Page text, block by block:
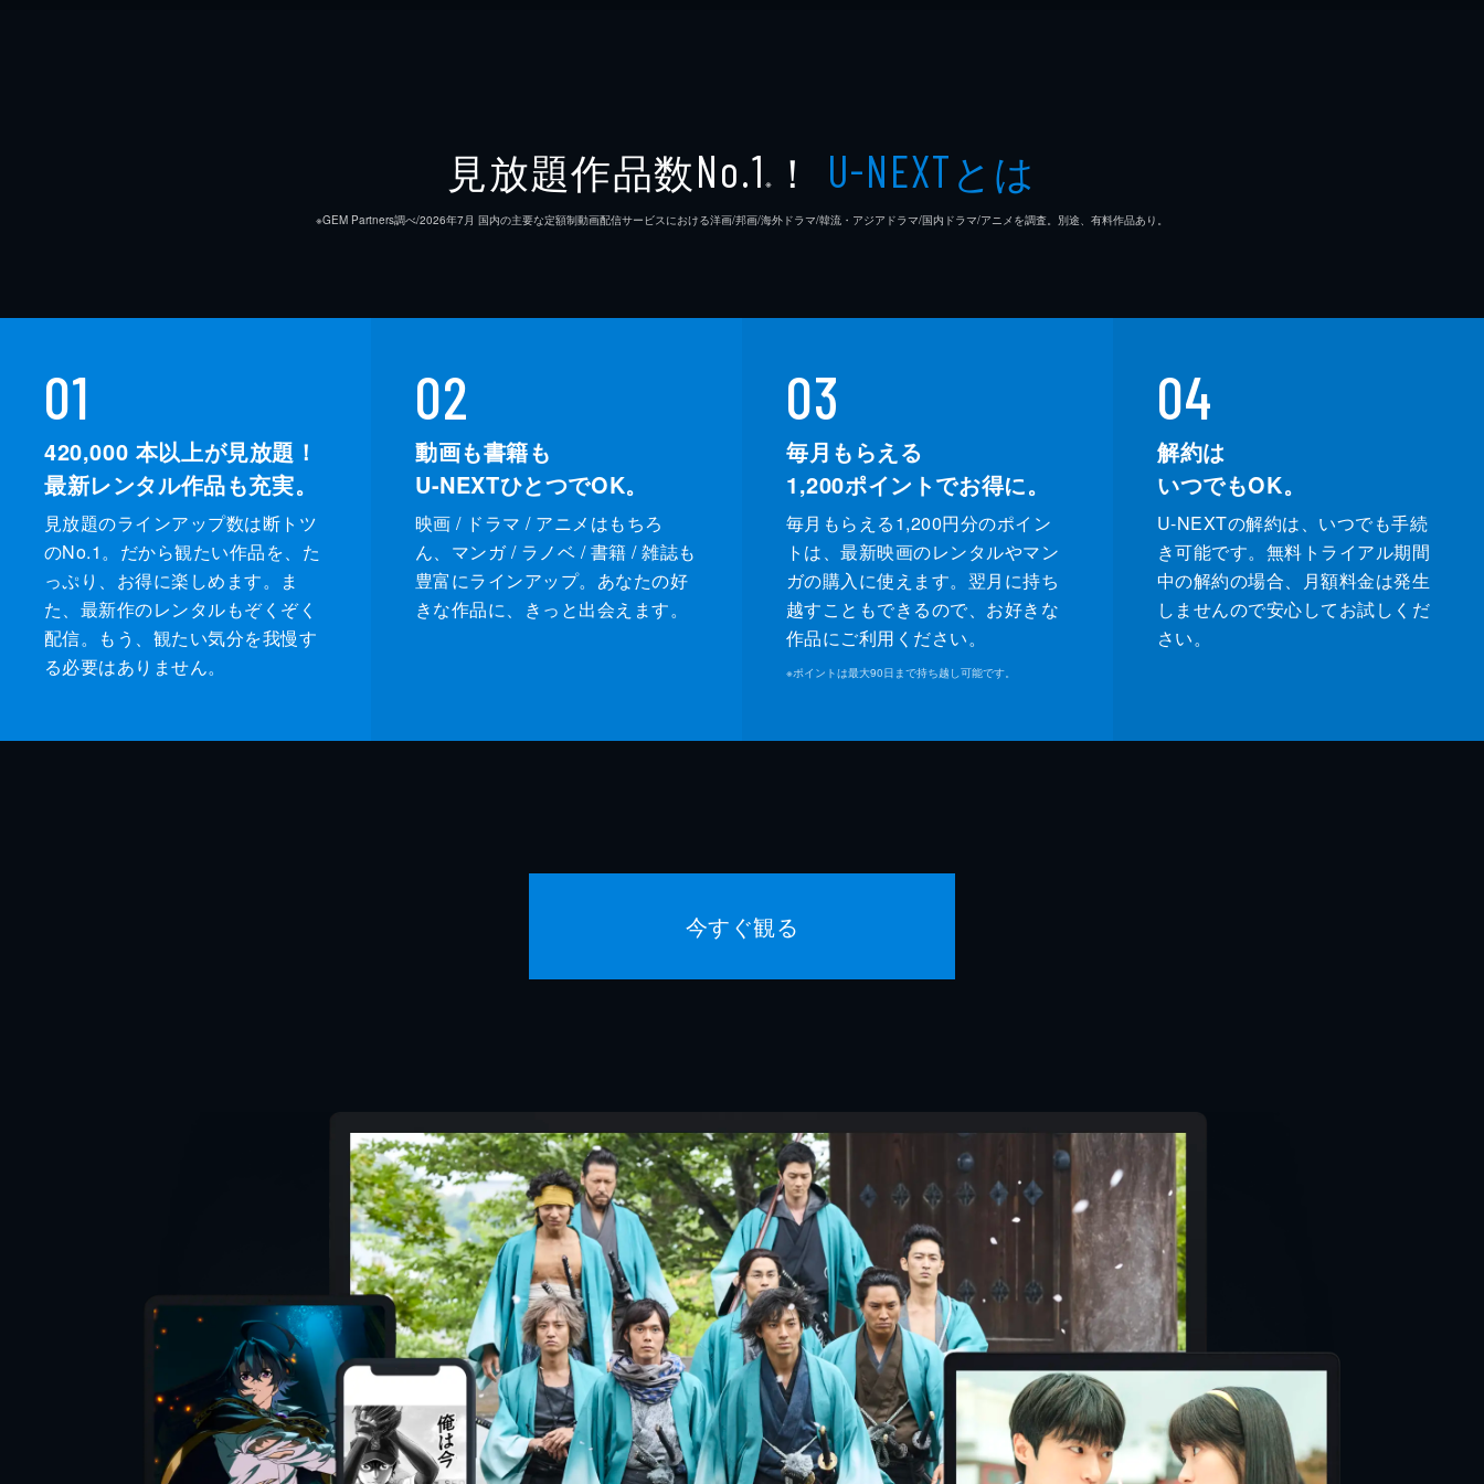
見放題作品数No.1 ※ ！ U-NEXTとは
※GEM Partners調べ/2026年7⽉ 国内の主要な定額制動画配信サービスにおける洋画/邦画/海外ドラマ/韓流・アジアドラマ/国内ドラマ/アニメを調査。別途、有料作品あり。
01
420,000 本以上が見放題！
最新レンタル作品も充実。
見放題のラインアップ数は断トツ
のNo.1。だから観たい作品を、た
っぷり、お得に楽しめます。ま
た、最新作のレンタルもぞくぞく
配信。もう、観たい気分を我慢す
る必要はありません。
02
動画も書籍も
U-NEXTひとつでOK。
映画 / ドラマ / アニメはもちろ
ん、マンガ / ラノベ / 書籍 / 雑誌も
豊富にラインアップ。あなたの好
きな作品に、きっと出会えます。
03
毎月もらえる
1,200ポイントでお得に。
毎月もらえる1,200円分のポイン
トは、最新映画のレンタルやマン
ガの購入に使えます。翌月に持ち
越すこともできるので、お好きな
作品にご利用ください。
※ポイントは最大90日まで持ち越し可能です。
04
解約は
いつでもOK。
U-NEXTの解約は、いつでも手続
き可能です。無料トライアル期間
中の解約の場合、月額料金は発生
しませんので安心してお試しくだ
さい。
今すぐ観る